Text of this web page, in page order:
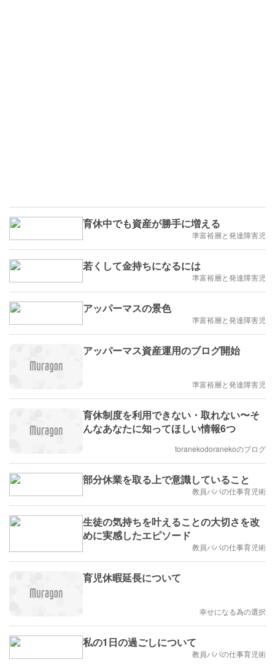
育休中でも資産が勝手に増える
準富裕層と発達障害児
若くして金持ちになるには
準富裕層と発達障害児
アッパーマスの景色
準富裕層と発達障害児
アッパーマス資産運用のブログ開始
準富裕層と発達障害児
育休制度を利用できない・取れない〜そ
んなあなたに知ってほしい情報6つ
toranekodoranekoのブログ
部分休業を取る上で意識していること
教員パパの仕事育児術
生徒の気持ちを叶えることの大切さを改
めに実感したエピソード
教員パパの仕事育児術
育児休暇延長について
幸せになる為の選択
私の1日の過ごしについて
教員パパの仕事育児術